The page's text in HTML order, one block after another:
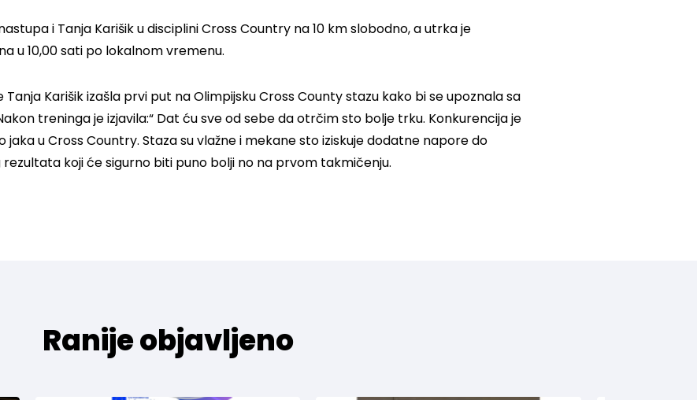
i Tanja Karišik u disciplini Cross Country na 10 km slobodno, a utrka je
u 10,00 sati po lokalnom vremenu.
Tanja Karišik izašla prvi put na Olimpijsku Cross County stazu kako bi se upoznala sa
treninga je izjavila:“ Dat ću sve od sebe da otrčim sto bolje trku. Konkurencija je
jaka u Cross Country. Staza su vlažne i mekane sto iziskuje dodatne napore do
koji će sigurno biti puno bolji no na prvom takmičenju.
Ranije objavljeno